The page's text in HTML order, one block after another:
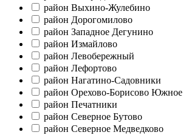
район Выхино-Жулебино
район Дорогомилово
район Западное Дегунино
район Измайлово
район Левобережный
район Лефортово
район Нагатино-Садовники
район Орехово-Борисово Южное
район Печатники
район Северное Бутово
район Северное Медведково